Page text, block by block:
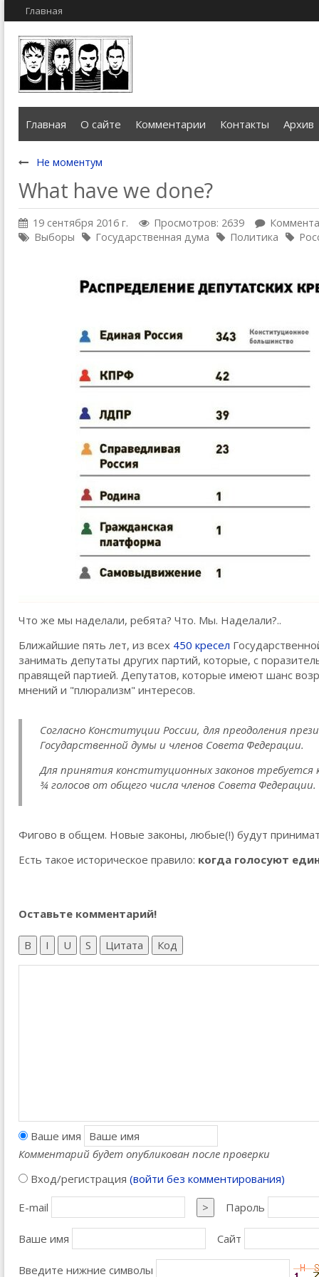
Главная
Главная О сайте Комментарии Контакты Архив
Не моментум
What have we done?
19 сентября 2016 г. Просмотров: 2639
Выборы
Государственная дума Политика
Что же мы наделали, ребята? Что. Мы. Наделали?..
Ближайшие пять лет, из всех 450 кресел
занимать депутаты других партий, которые, с
правящей партией. Депутатов, которые имеют шанс
мнений и "плюрализм" интересов.
Согласно Конституции России, для преодоления
Государственной думы и членов Совета Федерации.
Для принятия конституционных законов
¾ голосов от общего числа членов Совета Федерации.
Фигово в общем. Новые законы, любые(!) будут
Есть такое историческое правило: когда голосуют
Оставьте комментарий!
B I U S Цитата Код
Ваше имя
Комментарий будет опубликован после проверки
Вход/регистрация (войти без комментирования)
E-mail
> Пароль
Ваше имя Сайт
Введите нижние символы